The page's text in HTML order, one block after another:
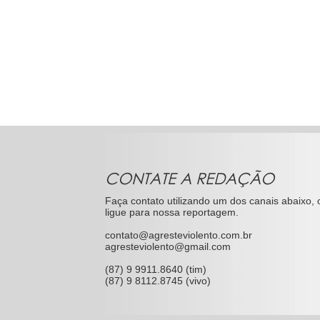
CONTATE A REDAÇÃO
Faça contato utilizando um dos canais abaixo,
ligue para nossa reportagem.
contato@agresteviolento.com.br
agresteviolento@gmail.com
(87) 9 9911.8640 (tim)
(87) 9 8112.8745 (vivo)